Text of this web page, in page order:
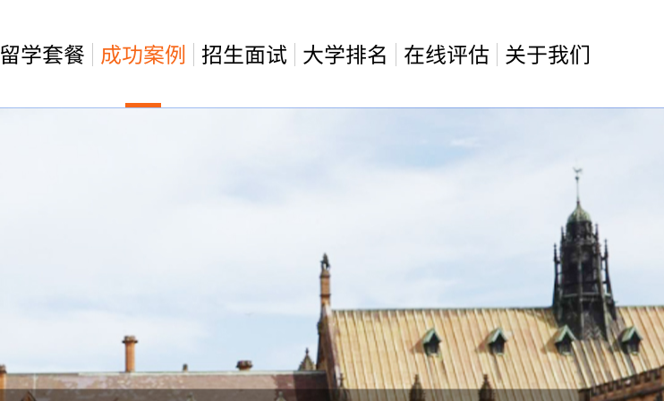
留学套餐 成功案例 招生面试 大学排名 在线评估 关于我们